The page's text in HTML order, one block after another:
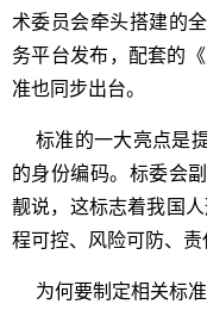
术委员会牵头搭建的
务平台发布，配套的
准也同步出台。
标准的一大亮点是
的身份编码。标委会
靓说，这标志着我国
程可控、风险可防、责
为何要制定相关标